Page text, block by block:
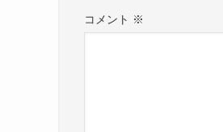
コメント ※